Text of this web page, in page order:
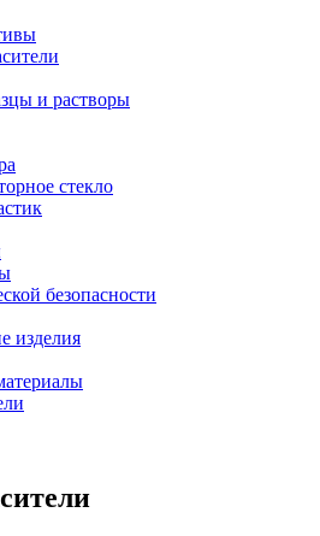
и растворы
стекло
безопасности
изделия